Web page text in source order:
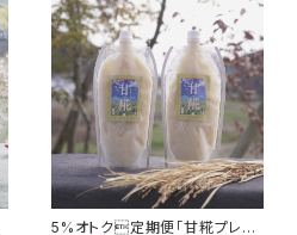
5%オトク定期便「甘糀プレー